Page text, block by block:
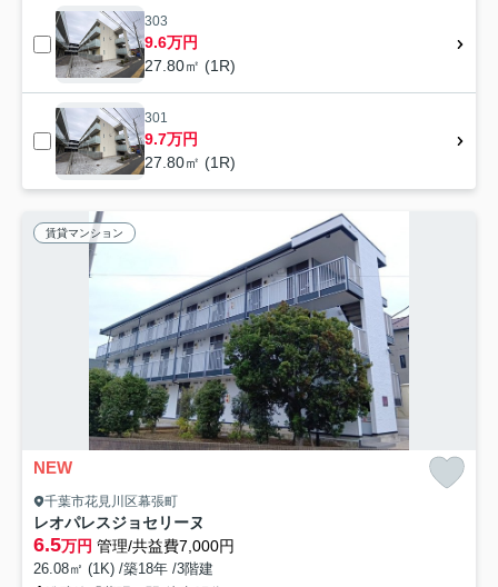
303
9.6万円
27.80㎡ (1R)
301
9.7万円
27.80㎡ (1R)
賃貸マンション
NEW
千葉市花見川区幕張町
レオパレスジョセリーヌ
6.5万円 管理/共益費7,000円
26.08㎡ (1K) /築18年 /3階建